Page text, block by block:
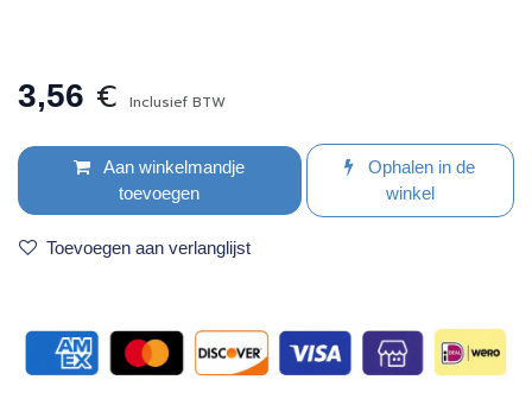
3,56 € Inclusief BTW
Aan winkelmandje
toevoegen
Ophalen in de
winkel
Toevoegen aan verlanglijst